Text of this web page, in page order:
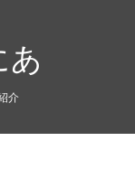
あ
介